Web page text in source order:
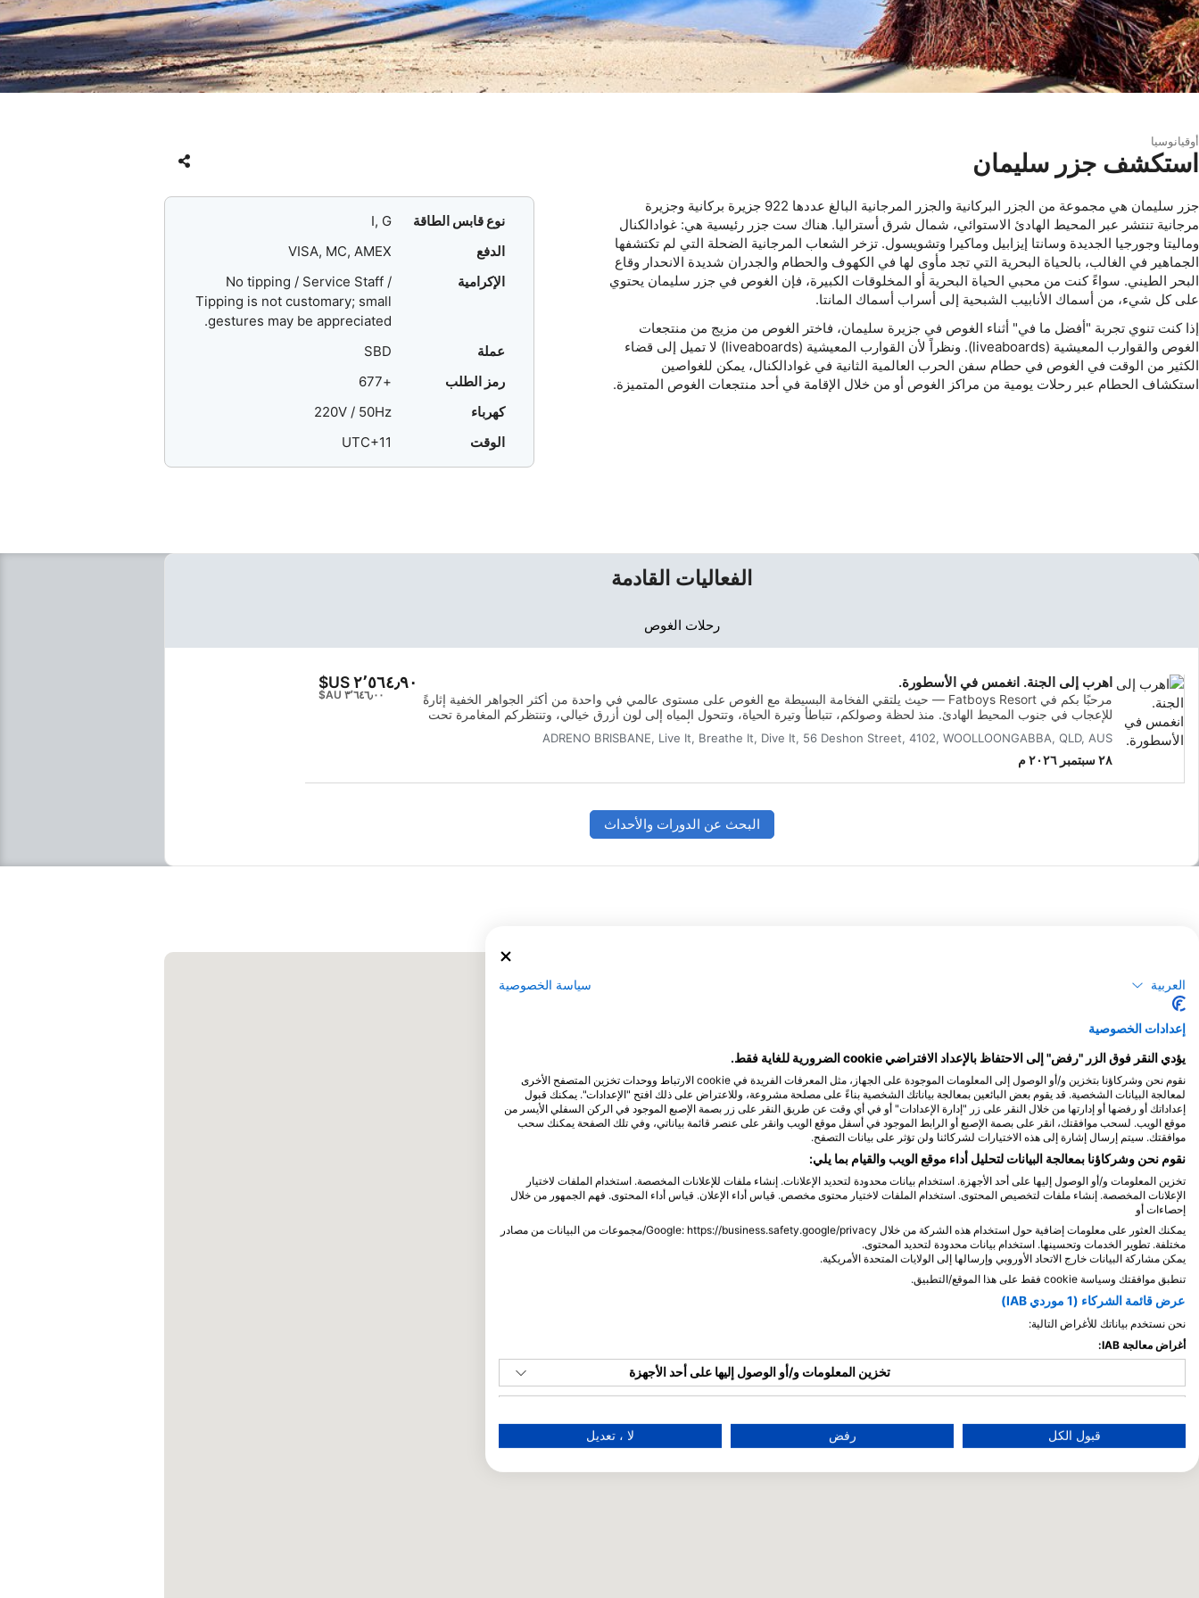
أوقيانوسيا
استكشف جزر سليمان
جزر سليمان هي مجموعة من الجزر البركانية والجزر المرجانية البالغ عددها 922 جزيرة بركانية وجزيرة
مرجانية تنتشر عبر المحيط الهادئ الاستوائي، شمال شرق أستراليا. هناك ست جزر رئيسية هي: غوادالكنال
وماليتا وجورجيا الجديدة وسانتا إيزابيل وماكيرا وتشويسول. تزخر الشعاب المرجانية الضحلة التي لم تكتشفها
الجماهير في الغالب، بالحياة البحرية التي تجد مأوى لها في الكهوف والحطام والجدران شديدة الانحدار وقاع
البحر الطيني. سواءً كنت من محبي الحياة البحرية أو المخلوقات الكبيرة، فإن الغوص في جزر سليمان يحتوي
على كل شيء، من أسماك الأنابيب الشبحية إلى أسراب أسماك المانتا.
إذا كنت تنوي تجربة "أفضل ما في" أثناء الغوص في جزيرة سليمان، فاختر الغوص من مزيج من منتجعات
الغوص والقوارب المعيشية (liveaboards). ونظراً لأن القوارب المعيشية (liveaboards) لا تميل إلى قضاء
الكثير من الوقت في الغوص في حطام سفن الحرب العالمية الثانية في غوادالكنال، يمكن للغواصين
استكشاف الحطام عبر رحلات يومية من مراكز الغوص أو من خلال الإقامة في أحد منتجعات الغوص المتميزة.
نوع قابس الطاقة
I, G
الدفع
VISA, MC, AMEX
الإكرامية
No tipping / Service Staff /
Tipping is not customary; small
gestures may be appreciated.
عملة
SBD
رمز الطلب
+677
كهرباء
220V / 50Hz
الوقت
UTC+11
الفعاليات القادمة
رحلات الغوص
اهرب إلى الجنة. انغمس في الأسطورة.
مرحبًا بكم في Fatboys Resort — حيث يلتقي الفخامة البسيطة مع الغوص على مستوى عالمي في واحدة من أكثر الجواهر الخفية إثارةً
للإعجاب في جنوب المحيط الهادئ. منذ لحظة وصولكم، تتباطأ وتيرة الحياة، وتتحول المياه إلى لون أزرق خيالي، وتنتظركم المغامرة تحت
سطح الماء مباشرةً.يقع هذا الملاذ الجزري الحصري في جزيرة مبامبانغا التي تبدو وكأنها بطاقة بريدية، على بعد رحلة قصيرة بالقارب من
جيزو والمطار، وهو سحر استوائي خالص. مع ستة أكواخ مذهلة على الواجهة البحرية ومنزل شاطئي أنيق، يوفر فاتبويز أجواءً حميمة
ومريحة حيث يشعر كل ضيف وكأنه اكتشف جزءًا سريًّا من الجنة.تم بناء كل كوخ يدويًّا باستخدام مواد تقليدية، ممزوجة بسلاسة مع
انسيابي مذهل على جدار منحدر يزخر بالألوان. انزلق بين الشعاب المرجانية الصلبة واللينة، ومراوح البحر، والرخويات العارية، بينما تراقب
عشاق التصوير الماكرو! هذه الجوهرة الخفية تعج بالحياة — السلاحف، والحبار، وفرس البحر، وأسماك الراي النسر، ومزيج غني من
المقاتلة الأمريكية من الحرب العالمية الثانيةطائرة مقاتلة مذهلة وسليمة ترقد على عمق 9 أمتار فقط من المياه — وهي مثالية للغواصين
ووجهة لا تزال جميلة وبكر.الأماكن محدودة — لا تفوت فرصتك للغوص في أحد أفضل الأسرار المحفوظة في العالم. احجز الآن واستمتع
بتجربة Fatboys Resort بنفسك.رابط نموذج الحجز عبر الإنترنتwww.diveadventures.com.au/pages/booking-final.php?
booking=30647&agent=Adreno%20Ocean%20Outfitters%20Brisbane&consultant=Yvonne&destination=Solomon%20Isl-
Gizo&departuredate=28/09/2026&departurepoint=Aust-Brisbane,%20QLD&DepositAmt=700
ADRENO BRISBANE, Live It, Breathe It, Dive It, 56 Deshon Street, 4102, WOOLLOONGABBA, QLD, AUS
٢٨ سبتمبر ٢٠٢٦ م
البحث عن الدورات والأحداث
العربية سياسة الخصوصية
إعدادات الخصوصية
يؤدي النقر فوق الزر "رفض" إلى الاحتفاظ بالإعداد الافتراضي cookie الضرورية للغاية فقط.
نقوم نحن وشركاؤنا بتخزين و/أو الوصول إلى المعلومات الموجودة على الجهاز، مثل المعرفات الفريدة في cookie الارتباط ووحدات تخزين المتصفح الأخرى
لمعالجة البيانات الشخصية. قد يقوم بعض البائعين بمعالجة بياناتك الشخصية بناءً على مصلحة مشروعة، وللاعتراض على ذلك افتح "الإعدادات". يمكنك قبول
إعداداتك أو رفضها أو إدارتها من خلال النقر على زر "إدارة الإعدادات" أو في أي وقت عن طريق النقر على زر بصمة الإصبع الموجود في الركن السفلي الأيسر من
موقع الويب. لسحب موافقتك، انقر على بصمة الإصبع أو الرابط الموجود في أسفل موقع الويب وانقر على عنصر قائمة بياناتي، وفي تلك الصفحة يمكنك سحب
موافقتك. سيتم إرسال إشارة إلى هذه الاختيارات لشركائنا ولن تؤثر على بيانات التصفح.
نقوم نحن وشركاؤنا بمعالجة البيانات لتحليل أداء موقع الويب والقيام بما يلي:
تخزين المعلومات و/أو الوصول إليها على أحد الأجهزة. استخدام بيانات محدودة لتحديد الإعلانات. إنشاء ملفات للإعلانات المخصصة. استخدام الملفات لاختيار
الإعلانات المخصصة. إنشاء ملفات لتخصيص المحتوى. استخدام الملفات لاختيار محتوى مخصص. قياس أداء الإعلان. قياس أداء المحتوى. فهم الجمهور من خلال
إحصاءات أو
يمكنك العثور على معلومات إضافية حول استخدام هذه الشركة من خلال Google: https://business.safety.google/privacy/مجموعات من البيانات من مصادر
مختلفة. تطوير الخدمات وتحسينها. استخدام بيانات محدودة لتحديد المحتوى.
يمكن مشاركة البيانات خارج الاتحاد الأوروبي وإرسالها إلى الولايات المتحدة الأمريكية.
تنطبق موافقتك وسياسة cookie فقط على هذا الموقع/التطبيق.
عرض قائمة الشركاء (1 موردي IAB)
نحن نستخدم بياناتك للأغراض التالية:
أغراض معالجة IAB:
تخزين المعلومات و/أو الوصول إليها على أحد الأجهزة
إنشاء ملفات للإعلانات المخصصة
قبول الكل رفض لا ، تعديل